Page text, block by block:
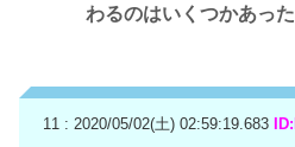
わるのはいくつかあっ
11 : 2020/05/02(土) 02:59:19.683